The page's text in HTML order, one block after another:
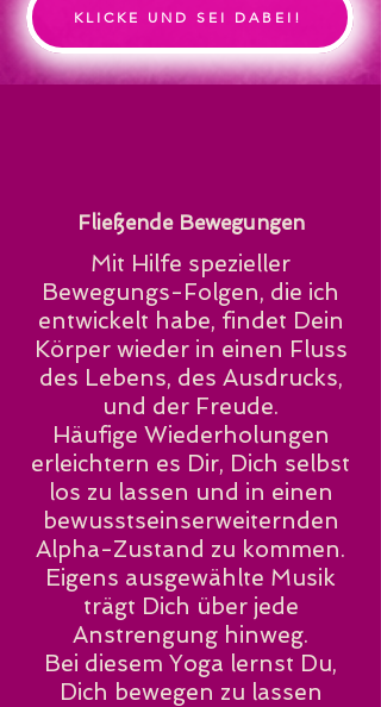
KLICKE UND SEI DABEI!
Fließende Bewegungen
Mit Hilfe spezieller
Bewegungs-Folgen, die ich
entwickelt habe, findet Dein
Körper wieder in einen Fluss
des Lebens, des Ausdrucks,
und der Freude.
Häufige Wiederholungen
erleichtern es Dir, Dich selbst
los zu lassen und in einen
bewusstseinserweiternden
Alpha-Zustand zu kommen.
Eigens ausgewählte Musik
trägt Dich über jede
Anstrengung hinweg.
Bei diesem Yoga lernst Du,
Dich bewegen zu lassen​​